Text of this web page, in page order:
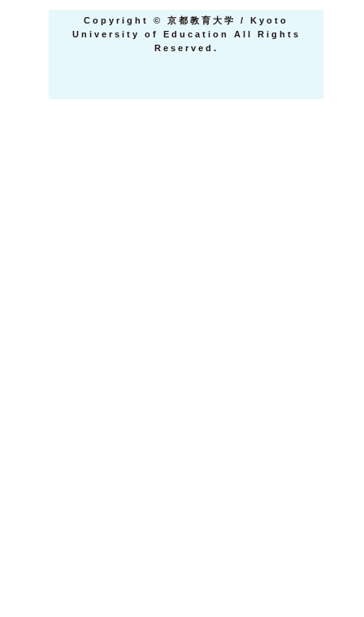
Copyright ©
京都教育大学 / Kyoto
University of Education All Rights
Reserved.